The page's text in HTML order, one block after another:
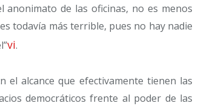
anonimato de las oficinas, no es menos
todavía más terrible, pues no hay nadie
vi.
el alcance que efectivamente tienen las
democráticos frente al poder de las